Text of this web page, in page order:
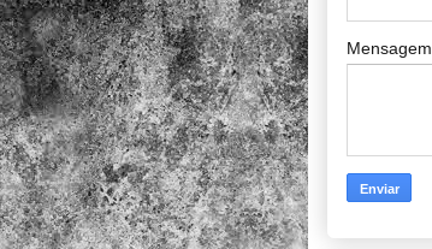
Mensagem